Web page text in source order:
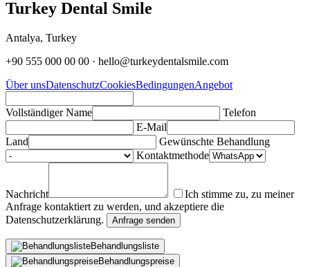
Turkey Dental Smile
Antalya, Turkey
+90 555 000 00 00 · hello@turkeydentalsmile.com
Über unsDatenschutzCookiesBedingungenAngebot
Vollständiger Name
Telefon
E-Mail
Land
Gewünschte Behandlung
Kontaktmethode
Nachricht
Ich stimme zu, zu meiner
Anfrage kontaktiert zu werden, und akzeptiere die
Datenschutzerklärung.
Anfrage senden
Behandlungsliste
Behandlungspreise